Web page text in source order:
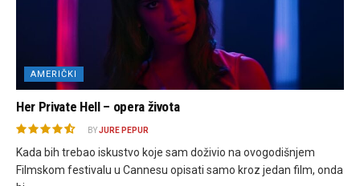
AMERIČKI
Her Private Hell – opera života
BYJURE PEPUR
Kada bih trebao iskustvo koje sam doživio na ovogodišnjem
Filmskom festivalu u Cannesu opisati samo kroz jedan film, onda